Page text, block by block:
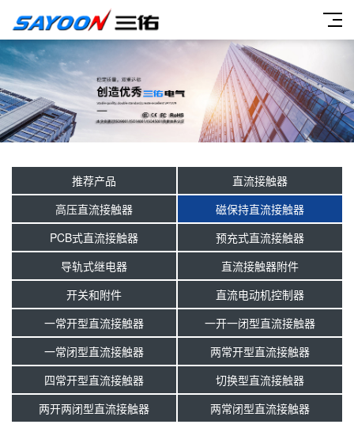
推荐产品
直流接触器
高压直流接触器
磁保持直流接触器
PCB式直流接触器
预充式直流接触器
导轨式继电器
直流接触器附件
开关和附件
直流电动机控制器
一常开型直流接触器
一开一闭型直流接触器
一常闭型直流接触器
两常开型直流接触器
四常开型直流接触器
切换型直流接触器
两开两闭型直流接触器
两常闭型直流接触器